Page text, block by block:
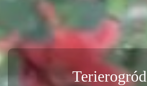
Terierogród